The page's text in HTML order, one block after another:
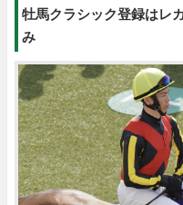
牡馬クラシック登録はレ
み